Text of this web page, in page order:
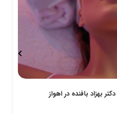
بهزاد بافنده در اهواز